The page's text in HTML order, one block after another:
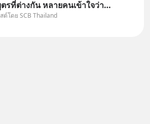
รที่ต่างกัน หลายคนเข้าใจว่า
มื่อเป็นลูกของพ่อและแม่ ก็ย่อม
ต์โดย SCB Thailand